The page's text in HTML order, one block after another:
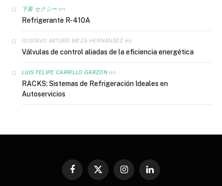
下着 セクシー en
Refrigerante R-410A
GUSTAVO ARTURO MEZA HERNÁNDEZ en
Válvulas de control aliadas de la eficiencia energética
LUIS FELIPE CARRILLO GARZONen
RACKS: Sistemas de Refrigeración Ideales en
Autoservicios
Facebook
X
InstagramLinkedIn